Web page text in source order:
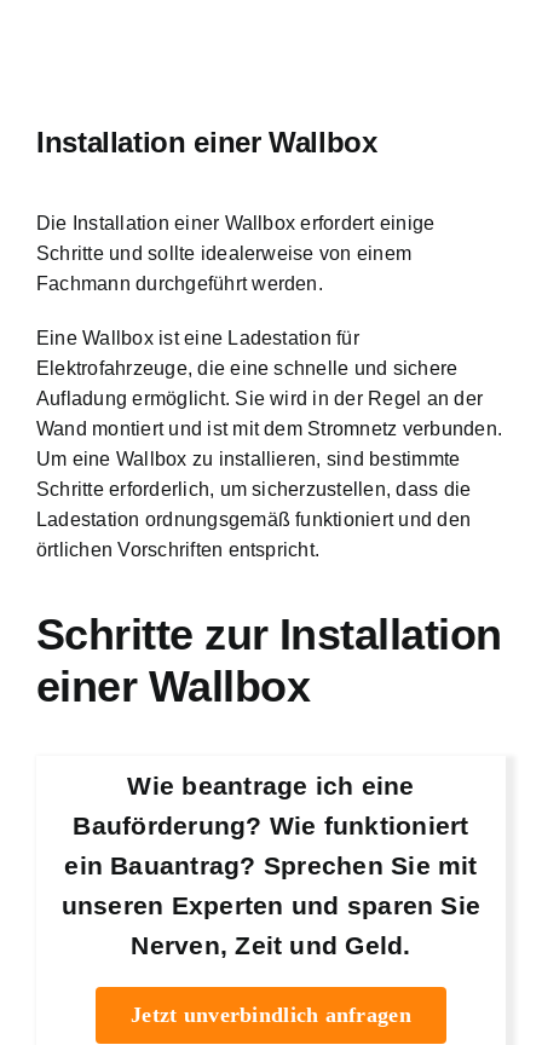
Installation einer Wallbox
Die Installation einer Wallbox erfordert einige
Schritte und sollte idealerweise von einem
Fachmann durchgeführt werden.
Eine Wallbox ist eine Ladestation für
Elektrofahrzeuge, die eine schnelle und sichere
Aufladung ermöglicht. Sie wird in der Regel an der
Wand montiert und ist mit dem Stromnetz verbunden.
Um eine Wallbox zu installieren, sind bestimmte
Schritte erforderlich, um sicherzustellen, dass die
Ladestation ordnungsgemäß funktioniert und den
örtlichen Vorschriften entspricht.
Schritte zur Installation
einer Wallbox
Wie beantrage ich eine
Bauförderung? Wie funktioniert
ein Bauantrag? Sprechen Sie mit
unseren Experten und sparen Sie
Nerven, Zeit und Geld.
Jetzt unverbindlich anfragen